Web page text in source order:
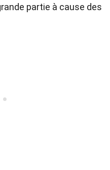
partie à cause des